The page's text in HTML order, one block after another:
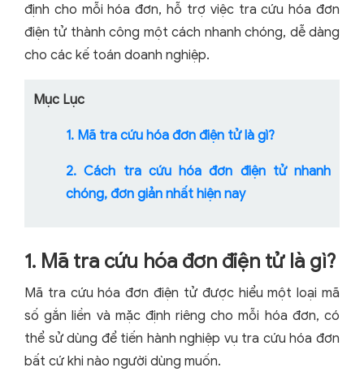
định cho mỗi hóa đơn, hỗ trợ việc tra cứu hóa đơn
điện tử thành công một cách nhanh chóng, dễ dàng
cho các kế toán doanh nghiệp.
Mục Lục
1. Mã tra cứu hóa đơn điện tử là gì?
2. Cách tra cứu hóa đơn điện tử nhanh
chóng, đơn giản nhất hiện nay
1. Mã tra cứu hóa đơn điện tử là gì?
Mã tra cứu hóa đơn điện tử được hiểu một loại mã
số gắn liền và mặc định riêng cho mỗi hóa đơn, có
thể sử dùng để tiến hành nghiệp vụ tra cứu hóa đơn
bất cứ khi nào người dùng muốn.